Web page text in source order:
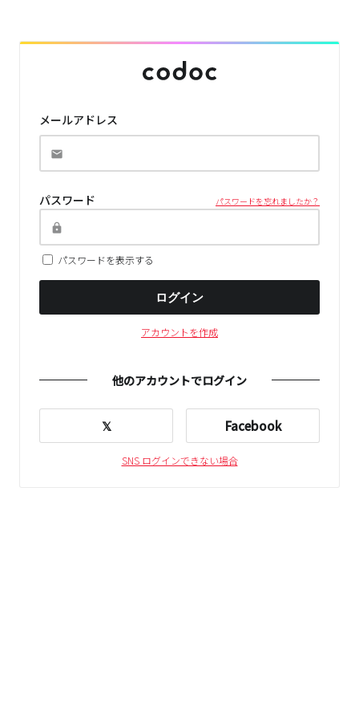
メールアドレス
パスワード パスワードを忘れましたか？
パスワードを表示する
ログイン
アカウントを作成
他のアカウントでログイン
𝕏 Facebook
SNS ログインできない場合